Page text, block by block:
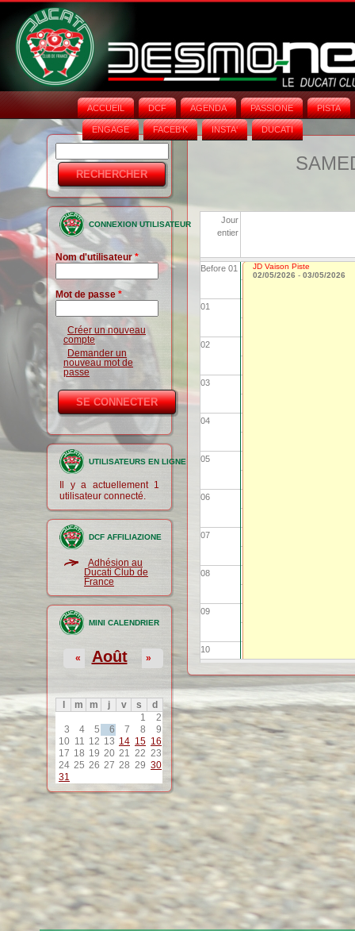
ACCUEIL DCF AGENDA PASSIONE PISTA
ENGAGE FACEB'K INSTA‘ DUCATI
Formulaire
de
recherche
CONNEXION UTILISATEUR
Nom d'utilisateur*
Mot de passe *
Créer un nouveau
compte
Demander un
nouveau mot de
passe
UTILISATEURS EN LIGNE
Il y a actuellement 1
utilisateur connecté.
DCF AFFILIAZIONE
Adhésion au
Ducati Club de
France
MINI CALENDRIER
Août
« »
m m j v s
d
1
2
3
4 5 6 7 8
9
10 11 12 13 14 15 16
17 18 19 20 21 22 23
24 25 26 27 28 29 30
31
Jour
entier
Before 01
01
02
03
04
05
06
07
08
09
10
11
12
13
15
17
JD Vaison Piste
02/05/2026 - 03/05/2026